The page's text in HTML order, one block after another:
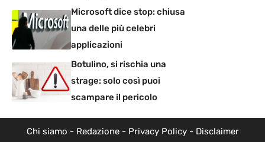
Microsoft dice stop: chiusa
una delle più celebri
applicazioni
Botulino, si rischia una
strage: solo così puoi
scampare il pericolo
Chi siamo - Redazione- Privacy Policy- Disclaimer